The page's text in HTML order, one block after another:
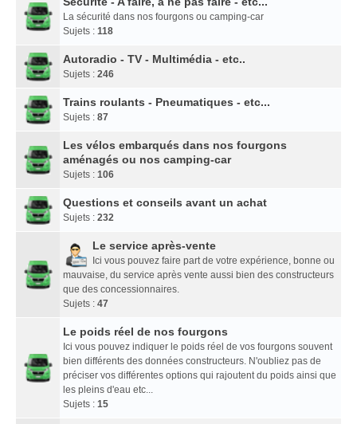
La sécurité dans nos fourgons ou camping-car
Sujets : 118
Autoradio - TV - Multimédia - etc..
Sujets : 246
Trains roulants - Pneumatiques - etc...
Sujets : 87
Les vélos embarqués dans nos fourgons
aménagés ou nos camping-car
Sujets : 106
Questions et conseils avant un achat
Sujets : 232
Le service après-vente
Ici vous pouvez faire part de votre expérience, bonne ou
mauvaise, du service après vente aussi bien des constructeurs
que des concessionnaires.
Sujets : 47
Le poids réel de nos fourgons
Ici vous pouvez indiquer le poids réel de vos fourgons souvent
bien différents des données constructeurs. N'oubliez pas de
préciser vos différentes options qui rajoutent du poids ainsi que
les pleins d'eau etc...
Sujets : 15